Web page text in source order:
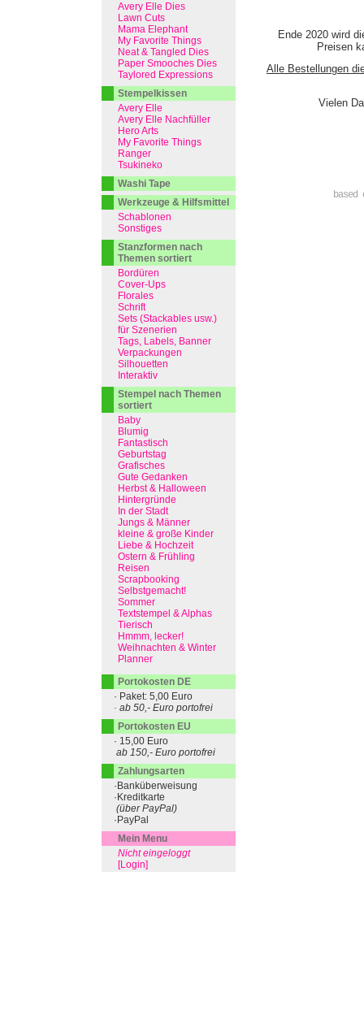
Ende 2020 wird
Preisen
Alle Bestellungen
Vielen
Avery Elle Dies
Lawn Cuts
Mama Elephant
My Favorite Things
Neat & Tangled Dies
Paper Smooches Dies
Taylored Expressions
Stempelkissen
Avery Elle
Avery Elle Nachfüller
Hero Arts
My Favorite Things
Ranger
Tsukineko
Washi Tape
Werkzeuge & Hilfsmittel
Schablonen
Sonstiges
Stanzformen nach
Themen sortiert
Bordüren
Cover-Ups
Florales
Schrift
Sets (Stackables usw.)
für Szenerien
Tags, Labels, Banner
Verpackungen
Silhouetten
Interaktiv
Stempel nach Themen
sortiert
Baby
Blumig
Fantastisch
Geburtstag
Grafisches
Gute Gedanken
Herbst & Halloween
Hintergründe
In der Stadt
Jungs & Männer
kleine & große Kinder
Liebe & Hochzeit
Ostern & Frühling
Reisen
Scrapbooking
Selbstgemacht!
Sommer
Textstempel & Alphas
Tierisch
Hmmm, lecker!
Weihnachten & Winter
Planner
Portokosten DE
· Paket: 5,00 Euro
· ab 50,- Euro portofrei
Portokosten EU
· 15,00 Euro
ab 150,- Euro portofrei
Zahlungsarten
·Banküberweisung
·Kreditkarte
(über PayPal)
·PayPal
Mein Menu
Nicht eingeloggt
[Login]